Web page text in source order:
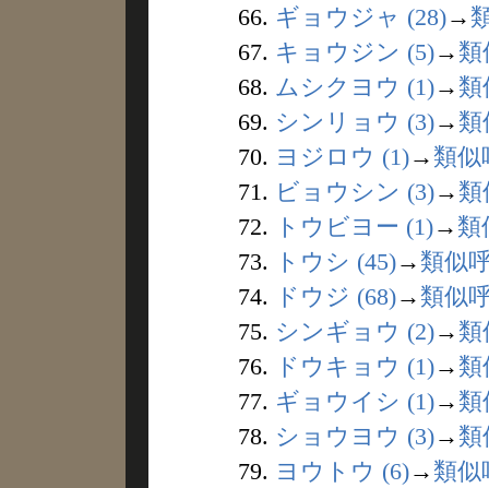
66. ギョウジャ (28)→
67. キョウジン (5)→ 類
68. ムシクヨウ (1)→ 類
69. シンリョウ (3)→ 類
70. ヨジロウ (1)→ 類似
71. ビョウシン (3)→ 類
72.
トウビヨー (1)→ 類
73.
トウシ (45)→ 類似
74.
ドウジ (68)→ 類似
75. シンギョウ (2)→ 類
76.
ドウキョウ (1)→ 類
77. ギョウイシ (1)→ 類
78. ショウヨウ (3)→ 類
79. ヨウトウ (6)→ 類似